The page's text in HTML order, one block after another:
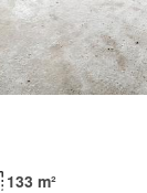
133 m²